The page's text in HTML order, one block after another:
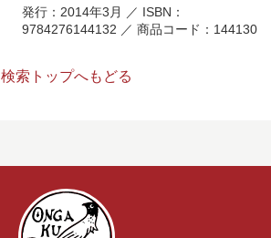
発行：2014年3月 ／ ISBN：
9784276144132 ／ 商品コード：144130
検索トップへもどる